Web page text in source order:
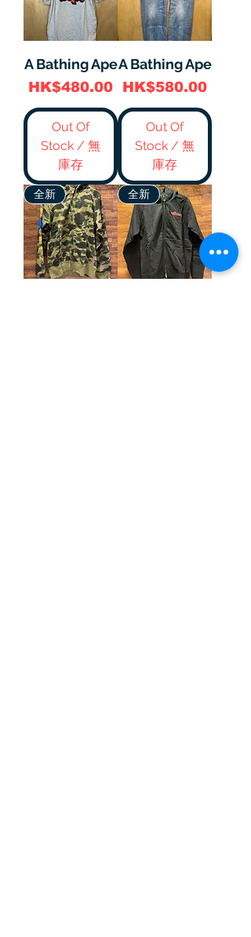
A Bathing Ape
價格
HK$480.00
Out Of
Stock / 無
庫存
A Bathing Ape
價格
HK$580.00
Out Of
Stock / 無
庫存
全新 全新